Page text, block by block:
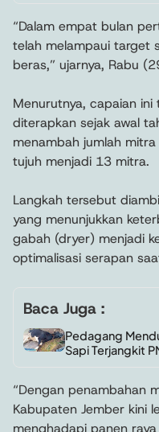
“Dalam empat bulan
telah melampaui target
beras,” ujarnya, Rabu
Menurutnya, capaian
diterapkan sejak awal
menambah jumlah
tujuh menjadi 13 mitra.
Langkah tersebut
yang menunjukkan
gabah (dryer) menjadi
optimalisasi serapan
Baca Juga :
Pedagang
Sapi Terjangkit
“Dengan penambahan
Kabupaten Jember kini
menghadapi panen